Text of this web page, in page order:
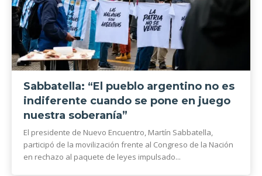
Sabbatella: “El pueblo argentino no es
indiferente cuando se pone en juego
nuestra soberanía”
El presidente de Nuevo Encuentro, Martín Sabbatella,
participó de la movilización frente al Congreso de la Nación
en rechazo al paquete de leyes impulsado...